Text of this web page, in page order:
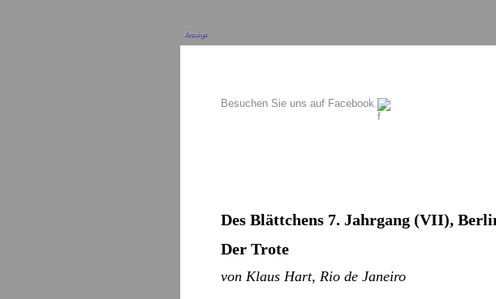
Anzeige
Besuchen Sie uns auf Facebook
Des Blättchens 7. Jahrgang (VII),
Der Trote
von Klaus Hart, Rio de Janeiro